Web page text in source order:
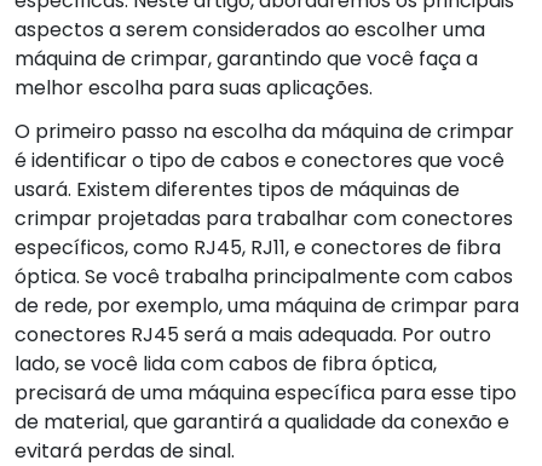
aspectos a serem considerados ao escolher uma
máquina de crimpar, garantindo que você faça a
melhor escolha para suas aplicações.
O primeiro passo na escolha da máquina de crimpar
é identificar o tipo de cabos e conectores que você
usará. Existem diferentes tipos de máquinas de
crimpar projetadas para trabalhar com conectores
específicos, como RJ45, RJ11, e conectores de fibra
óptica. Se você trabalha principalmente com cabos
de rede, por exemplo, uma máquina de crimpar para
conectores RJ45 será a mais adequada. Por outro
lado, se você lida com cabos de fibra óptica,
precisará de uma máquina específica para esse tipo
de material, que garantirá a qualidade da conexão e
evitará perdas de sinal.